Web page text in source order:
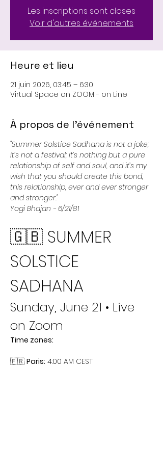
Les inscriptions sont closes
Voir d'autres événements
Heure et lieu
21 juin 2026, 03:45 – 6:30
Virtual Space on ZOOM - on Line
À propos de l'événement
"Summer Solstice Sadhana is not a joke;
it’s not a festival; it’s nothing but a pure
relationship of self and soul, and it’s my
wish that you should create this bond,
this relationship, ever and ever stronger
and stronger."
Yogi Bhajan - 6/21/81
🇬🇧 SUMMER
SOLSTICE
SADHANA
Sunday, June 21 • Live
on Zoom
Time zones:
🇫🇷 Paris: 4:00 AM CEST